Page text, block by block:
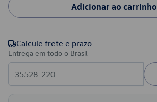
Adicionar ao carrinho
Calcule frete e prazo
Entrega em todo o Brasil